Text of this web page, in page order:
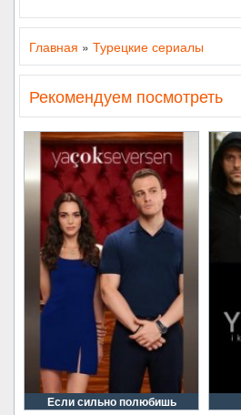
Главная » Турецкие сериалы
Рекомендуем посмотреть
Если сильно полюбишь